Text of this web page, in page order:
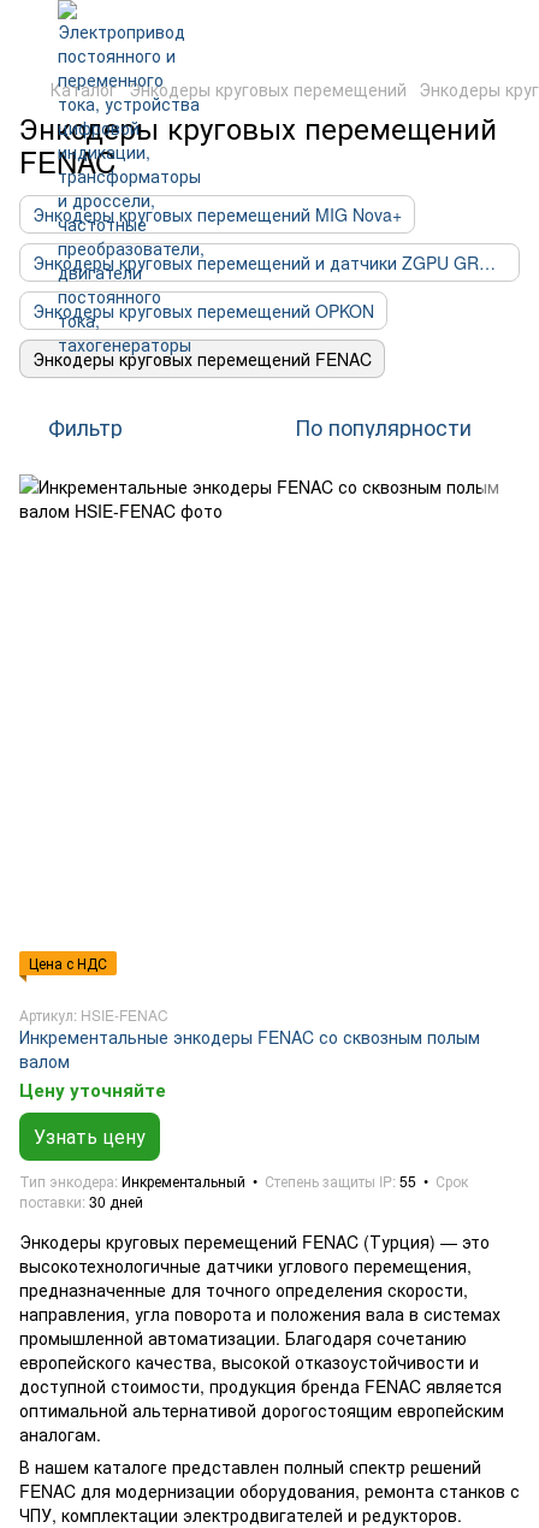
Каталог Энкодеры круговых перемещений Энкодеры
Энкодеры круговых перемещений
FENAC
Энкодеры круговых перемещений MIG Nova+
Энкодеры круговых перемещений и датчики ZGPU GROUP
Энкодеры круговых перемещений OPKON
Энкодеры круговых перемещений FENAC
Фильтр По популярности
Цена с НДС
Артикул: HSIE-FENAC
Инкрементальные энкодеры FENAC со сквозным полым
валом
Цену уточняйте
Узнать цену
Тип энкодера Инкрементальный Степень защиты IP 55
Срок
поставки 30 дней
Энкодеры круговых перемещений FENAC (Турция) — это
высокотехнологичные датчики углового перемещения,
предназначенные для точного определения скорости,
направления, угла поворота и положения вала в системах
промышленной автоматизации. Благодаря сочетанию
европейского качества, высокой отказоустойчивости и
доступной стоимости, продукция бренда FENAC является
оптимальной альтернативой дорогостоящим европейским
аналогам.
В нашем каталоге представлен полный спектр решений
FENAC для модернизации оборудования, ремонта станков с
ЧПУ, комплектации электродвигателей и редукторов.